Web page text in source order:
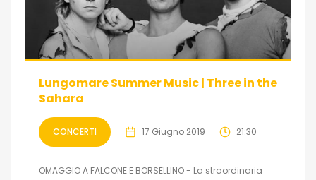
Lungomare Summer Music | Three in the
Sahara
CONCERTI 17 Giugno 2019 21:30
OMAGGIO A FALCONE E BORSELLINO - La straordinaria